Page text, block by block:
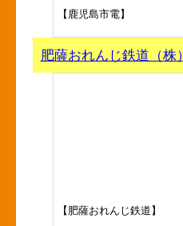
【鹿児島市電】
肥薩おれんじ鉄道（株）
【肥薩おれんじ鉄道】